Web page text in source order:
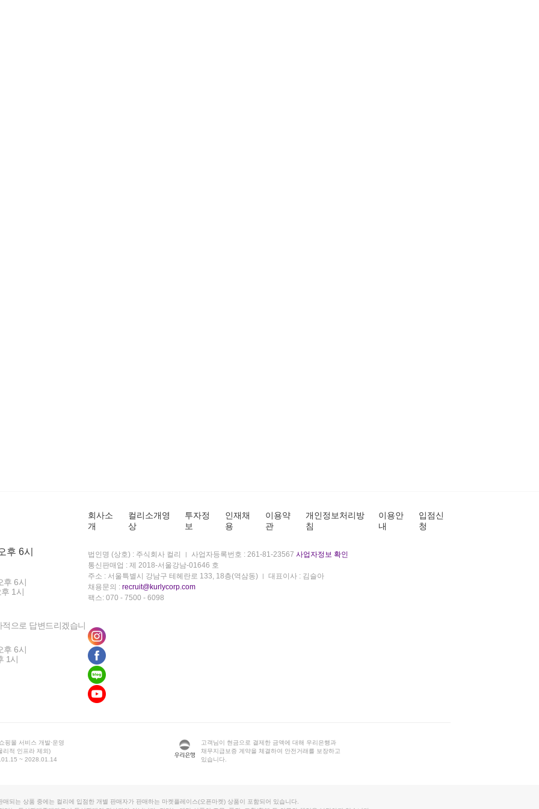
후 6시
후 6시
1시
으로 답변드리겠습니
후 6시
1시
회사소
개
컬리소개영
상
투자정
보
인재채
용
이용약
관
개인정보처리방
침
이용안
내
입점신
청
법인명 (상호) : 주식회사 컬리 사업자등록번호 : 261-81-23567 사업자정보 확인
통신판매업 : 제 2018-서울강남-01646 호
주소 : 서울특별시 강남구 테헤란로 133, 18층(역삼동)
대표이사 : 김슬아
채용문의 : recruit@kurlycorp.com
팩스: 070 - 7500 - 6098
핑몰 서비스 개발·운영
리적 인프라 제외)
~ 2028.01.14
고객님이 현금으로 결제한 금액에 대해 우리은행과
채무지급보증 계약을 체결하여 안전거래를 보장하고
있습니다.
매되는 상품 중에는 컬리에 입점한 개별 판매자가 판매하는 마켓플레이스(오픈마켓) 상품이 포함되어 있습니다.